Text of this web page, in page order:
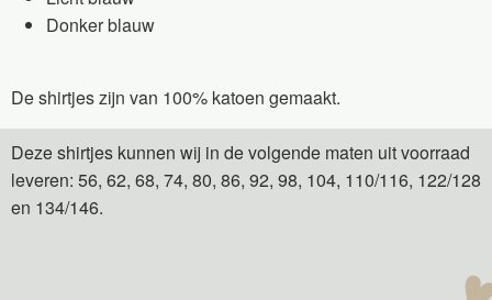
Donker blauw
De shirtjes zijn van 100% katoen gemaakt.
Deze shirtjes kunnen wij in de volgende maten uit voorraad
leveren: 56, 62, 68, 74, 80, 86, 92, 98, 104, 110/116, 122/128
en 134/146.